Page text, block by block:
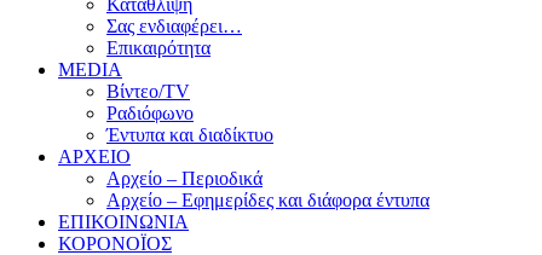
Κατάθλιψη
Σας ενδιαφέρει…
Επικαιρότητα
MEDIA
Βίντεο/TV
Ραδιόφωνο
Έντυπα και διαδίκτυο
ΑΡΧΕΙΟ
Αρχείο – Περιοδικά
Αρχείο – Εφημερίδες και διάφορα έντυπα
ΕΠΙΚΟΙΝΩΝΙΑ
ΚΟΡΟΝΟΪΟΣ